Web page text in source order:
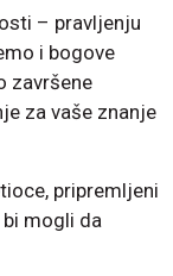
– pravljenju
i bogove
završene
za vaše znanje
pripremljeni
mogli da